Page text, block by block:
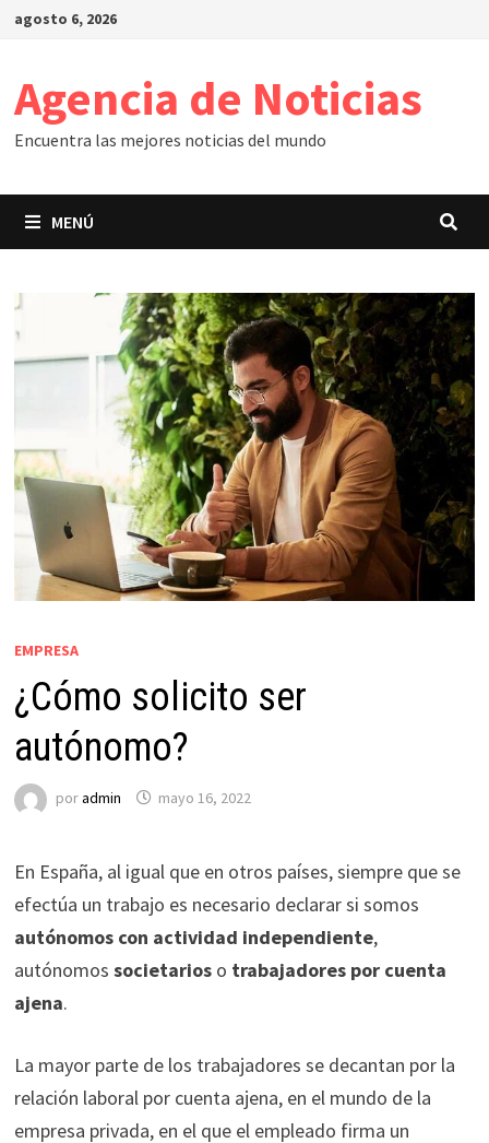
Saltar
agosto 6, 2026
Agencia de Noticias
Encuentra las mejores noticias del mundo
MENÚ
EMPRESA
¿Cómo solicito ser
autónomo?
poradmin mayo 16, 2022
En España, al igual que en otros países, siempre que se
efectúa un trabajo es necesario declarar si somos
autónomos con actividad independiente,
autónomos societarios o trabajadores por cuenta
ajena.
La mayor parte de los trabajadores se decantan por la
relación laboral por cuenta ajena, en el mundo de la
empresa privada, en el que el empleado firma un